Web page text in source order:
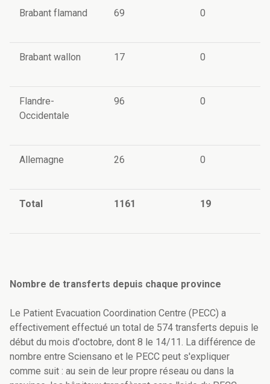
Brabant flamand 69 0
Brabant wallon 17 0
Flandre-
Occidentale
96 0
Allemagne 26 0
Total 1161 19
Nombre de transferts depuis chaque province
Le Patient Evacuation Coordination Centre (PECC) a
effectivement effectué un total de 574 transferts depuis le
début du mois d'octobre, dont 8 le 14/11. La différence de
nombre entre Sciensano et le PECC peut s'expliquer
comme suit : au sein de leur propre réseau ou dans la